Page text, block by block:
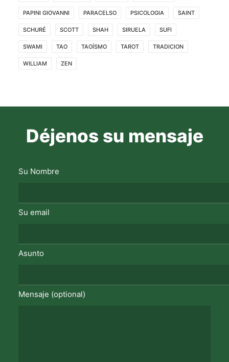
PAPINI GIOVANNI PARACELSO PSICOLOGIA SAINT
SCHURÉ SCOTT SHAH SIRUELA SUFI
SWAMI TAO TAOÍSMO TAROT TRADICION
WILLIAM ZEN
Déjenos su mensaje
Su Nombre
Su email
Asunto
Mensaje (optional)